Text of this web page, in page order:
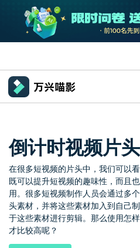
推荐产品
新闻中心
关于万兴
加入我们
帮助中心
产品系统
产品功能
AI功能
视频/照片
AI 文本转视频 NEW
AI 图生视频 NEW
解决方案
政企服务
专业创作人群
使用教程
文章资讯
帮助中心
倒计时视频片
在很多短视频的片头中，我们可以
既可以提升短视频的趣味性，而且
用。很多短视频制作人员会通过多
头素材，并将这些素材加入到自己
于这些素材进行剪辑。那么使用怎
才比较高呢？